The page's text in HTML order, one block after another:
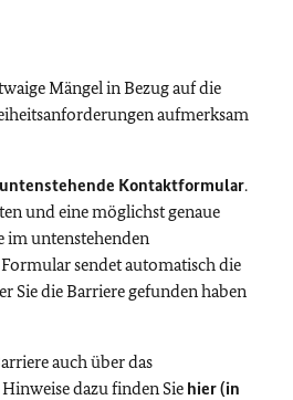
Mängel in Bezug auf die
aufmerksam
untenstehende Kontaktformular.
und eine möglichst genaue
im untenstehenden
sendet automatisch die
Sie die Barriere gefunden haben
auch über das
dazu finden Sie hier (in